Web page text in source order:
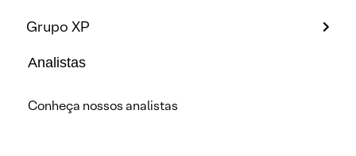
Grupo XP
Analistas
Conheça nossos analistas